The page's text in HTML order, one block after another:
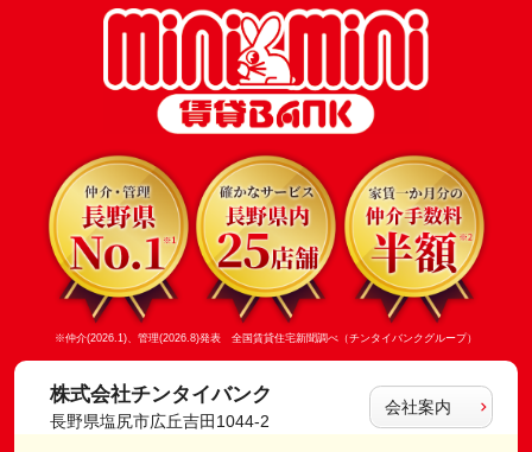
※仲介(2026.1)、管理(2026.8)発表 全国賃貸住宅新聞調べ（チンタイバンクグループ）
株式会社チンタイバンク
長野県塩尻市広丘吉田1044-2
会社案内